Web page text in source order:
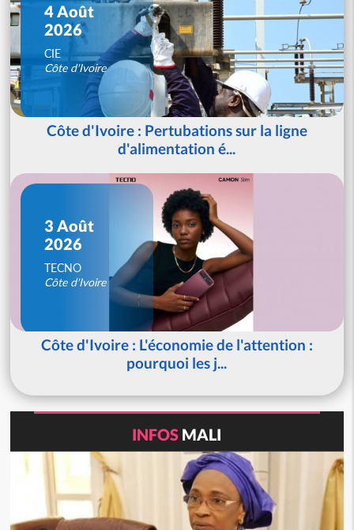
4 Août
2026
CIE
Côte d'Ivoire
Côte d'Ivoire : Pertubations sur la ligne
d'alimentation é...
3 Août
2026
TECNO
Côte d'Ivoire
Côte d'Ivoire : L'économie de l'attention :
pourquoi les j...
INFOS MALI